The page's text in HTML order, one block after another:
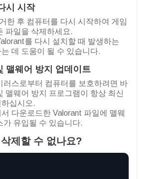
시 시작
한 후 컴퓨터를 다시 시작하여 게임
파일을 삭제하세요.
를 다시 설치할 때 발생하는
데 도움이 될 수 있습니다.
맬웨어 방지 업데이트
러스로부터 컴퓨터를 보호하려면 바
맬웨어 방지 프로그램이 항상 최신
십시오.
다운로드한 Valorant 파일에 맬웨
가 유입될 수 있습니다.
제할 수 없나요?